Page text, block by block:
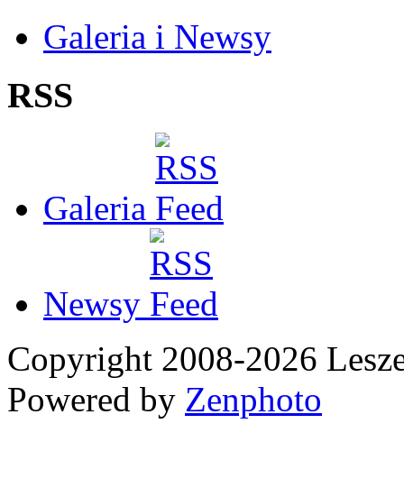
Galeria i Newsy
RSS
Galeria
Newsy
Copyright 2008-2026
Powered by Zenphoto